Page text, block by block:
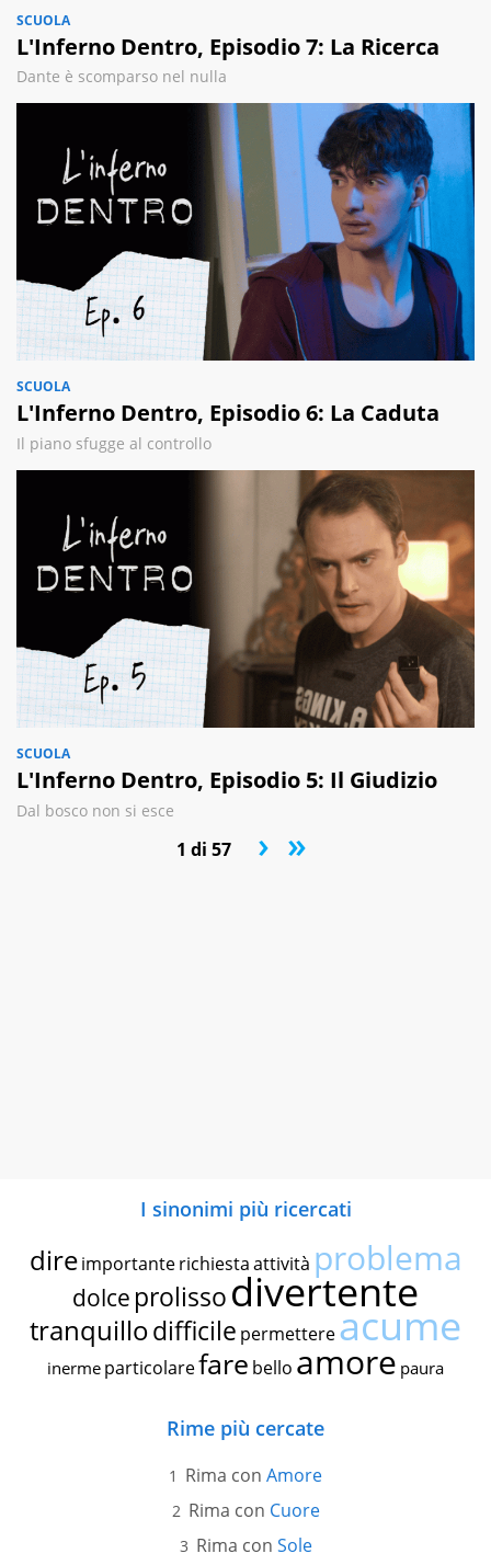
SCUOLA
L'Inferno Dentro, Episodio 7: La Ricerca
Dante è scomparso nel nulla
SCUOLA
L'Inferno Dentro, Episodio 6: La Caduta
Il piano sfugge al controllo
SCUOLA
L'Inferno Dentro, Episodio 5: Il Giudizio
Dal bosco non si esce
1 di 57 › »
I sinonimi più ricercati
dire importante richiestaattività problema
dolce prolissodivertente
tranquillodifficile permettereacume
inerme particolarefare bello amore paura
Rime più cercate
Rima con Amore
Rima con Cuore
Rima con Sole